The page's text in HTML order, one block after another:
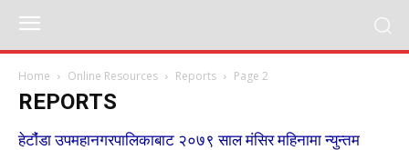
Home Online Resources Reports Page 2
REPORTS
हेटाै‌ंंडा उपमहानगरपालिकाबाट २०७९ साल म‌ंसिर महिनामा न्युन्तम